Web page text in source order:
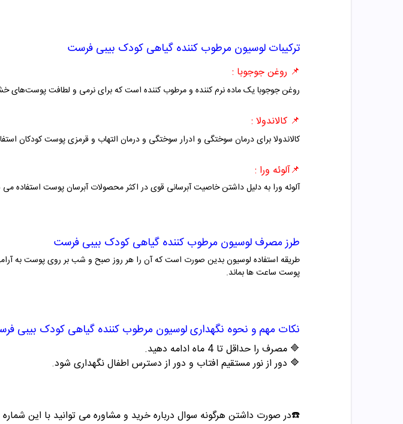
ترکیبات لوسیون مرطوب کننده گیاهی کودک بیبی فرست
📌 روغن جوجوبا :
روغن جوجوبا یک ماده نرم کننده و مرطوب کننده است که برای نرمی و لطافت
📌 کالاندولا :
کالاندولا برای درمان سوختگی و ادرار سوختگی و درمان التهاب و قرمزی پوست کودکان
📌آلوئه ورا :
آلوئه ورا به دلیل داشتن خاصیت آبرسانی قوی در اکثر محصولات آبرسان پوست استفاده
طرز مصرف لوسیون مرطوب کننده گیاهی کودک بیبی فرست
طریقه استفاده لوسیون بدین صورت است که آن را هر روز صبح و شب بر روی پوست به
پوست ساعت ها بماند.
نکات مهم و نحوه نگهداریلوسیون مرطوب کننده گیاهی کودک بیبی
🔷 مصرف را حداقل تا 4 ماه ادامه دهید.
🔷 دور از نور مستقیم افتاب و دور از دسترس اطفال نگهداری شود.
☎️در صورت داشتن هرگونه سوال درباره خرید و مشاوره می توانید با این شماره ها 09358343612 /